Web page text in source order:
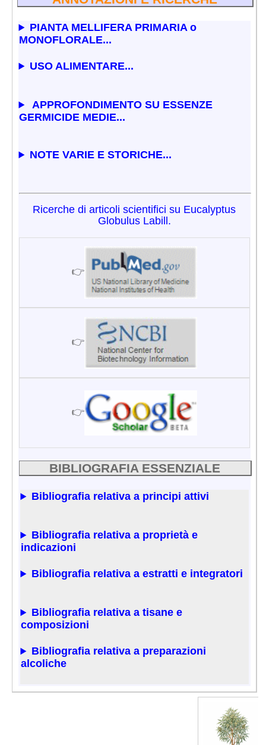
PIANTA MELLIFERA PRIMARIA o
MONOFLORALE...
USO ALIMENTARE...
APPROFONDIMENTO SU ESSENZE
GERMICIDE MEDIE...
NOTE VARIE E STORICHE...
Ricerche di articoli scientifici su Eucalyptus
Globulus Labill.
👉
👉
👉
BIBLIOGRAFIA ESSENZIALE
Bibliografia relativa a principi attivi
Bibliografia relativa a proprietà e
indicazioni
Bibliografia relativa a estratti e integratori
Bibliografia relativa a tisane e
composizioni
Bibliografia relativa a preparazioni
alcoliche